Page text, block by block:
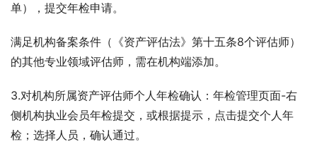
单），提交年检申请。
满足机构备案条件（《资产评估法》第十五条8个评估师）
的其他专业领域评估师，需在机构端添加。
3.对机构所属资产评估师个人年检确认：年检管理页面-右
侧机构执业会员年检提交，或根据提示，点击提交个人年
检；选择人员，确认通过。